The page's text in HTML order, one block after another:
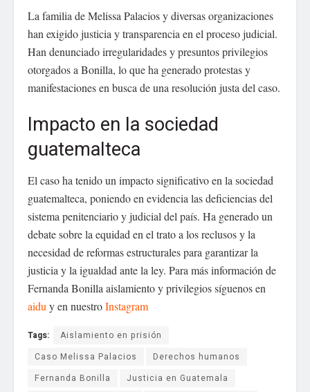
La familia de Melissa Palacios y diversas organizaciones
han exigido justicia y transparencia en el proceso judicial.
Han denunciado irregularidades y presuntos privilegios
otorgados a Bonilla, lo que ha generado protestas y
manifestaciones en busca de una resolución justa del caso.
Impacto en la sociedad
guatemalteca
El caso ha tenido un impacto significativo en la sociedad
guatemalteca, poniendo en evidencia las deficiencias del
sistema penitenciario y judicial del país. Ha generado un
debate sobre la equidad en el trato a los reclusos y la
necesidad de reformas estructurales para garantizar la
justicia y la igualdad ante la ley. Para más información de
Fernanda Bonilla aislamiento y privilegios síguenos en
aidu y en nuestroInstagram
Tags:
Aislamiento en prisión
Caso Melissa Palacios
Derechos humanos
Fernanda Bonilla
Justicia en Guatemala